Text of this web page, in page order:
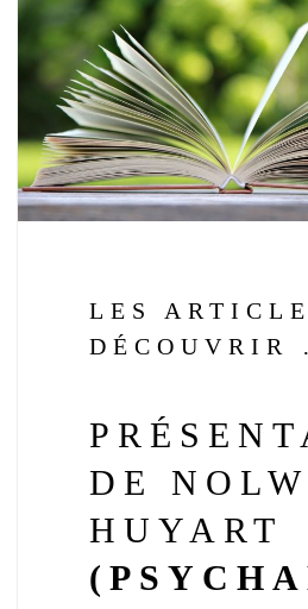
LES
DÉCOUVRIR
DE
HUYART